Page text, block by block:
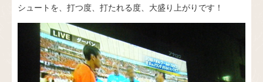
シュートを、打つ度、打たれる度、大盛り上がりです！